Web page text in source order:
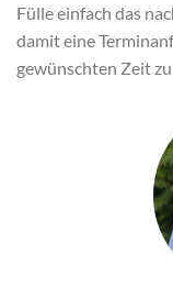
Fülle einfach das
damit eine
gewünschten Zeit